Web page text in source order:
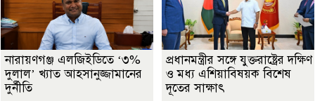
নারায়ণগঞ্জ এলজিইডিতে ‘৩%
দুলাল’ খ্যাত আহসানুজ্জামানের
দুর্নীতি
প্রধানমন্ত্রীর সঙ্গে যুক্তরাষ্ট্রের দক্ষিণ
ও মধ্য এশিয়াবিষয়ক বিশেষ
দূতের সাক্ষাৎ